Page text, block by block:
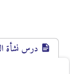
درس نشأة